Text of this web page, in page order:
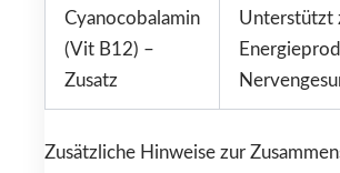
Cyanocobalamin
(Vit B12) –
Zusatz
Unterstützt
Zusätzliche Hinweise zur